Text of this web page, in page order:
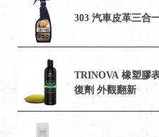
303 汽車皮革三合
TRINOVA 橡塑膠
復劑 外觀翻新